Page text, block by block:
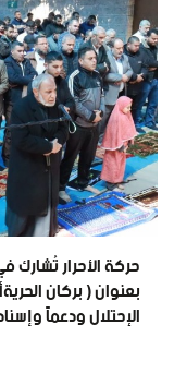
حركة الأحرار تُشارك
بعنوان ( بركان
الإحتلال ودعماً